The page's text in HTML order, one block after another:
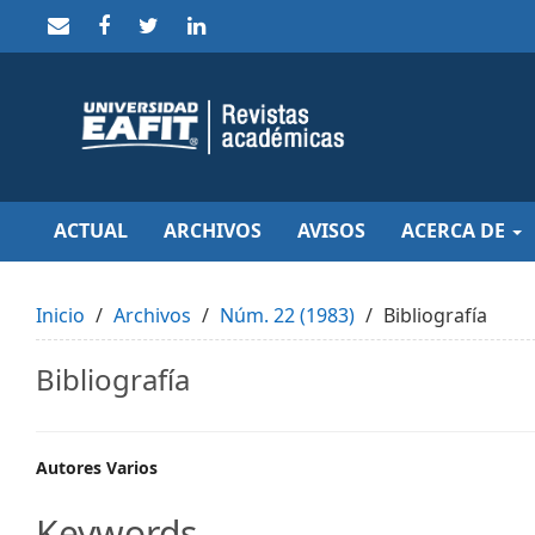
to
Main
Navigation
Content
Sidebar
ACTUAL ARCHIVOS AVISOS ACERCA DE
Inicio Archivos Núm. 22 (1983) Bibliografía
Bibliografía
Main
Article
Autores Varios